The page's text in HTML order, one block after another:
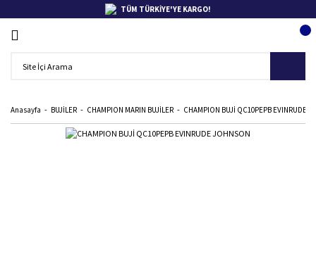
TÜM TÜRKİYE'YE KARGO!
Anasayfa BUJİLER CHAMPION MARIN BUJİLER CHAMPION BUJİ QC10PEPB EVINRUDE